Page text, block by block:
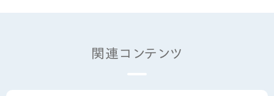
関連コンテンツ